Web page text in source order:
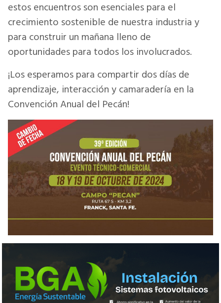
estos encuentros son esenciales para el
crecimiento sostenible de nuestra industria y
para construir un mañana lleno de
oportunidades para todos los involucrados.
¡Los esperamos para compartir dos días de
aprendizaje, interacción y camaradería en la
Convención Anual del Pecán!